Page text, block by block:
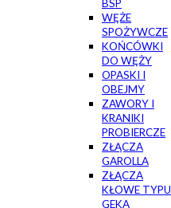
BSP
WĘŻE
SPOŻYWCZE
KOŃCÓWKI
DO WĘŻY
OPASKI I
OBEJMY
ZAWORY I
KRANIKI
PROBIERCZE
ZŁĄCZA
GAROLLA
ZŁĄCZA
KŁOWE TYPU
GEKA